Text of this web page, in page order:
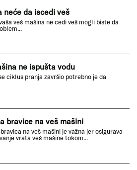
neće da iscedi veš
veš mašina ne cedi veš mogli biste da
ne ispušta vodu
ciklus pranja završio potrebno je da
bravice na veš mašini
na veš mašini je važna jer osigurava
vrata veš mašine tokom...